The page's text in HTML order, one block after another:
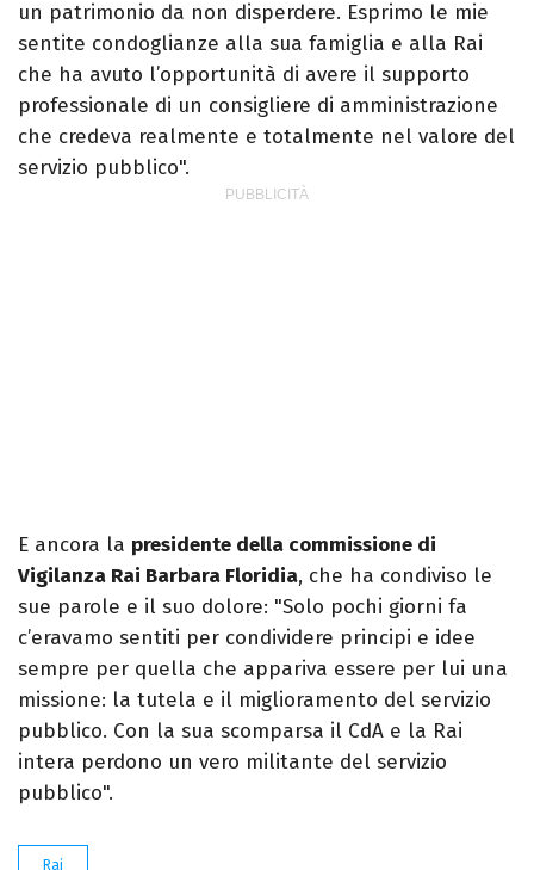
un patrimonio da non disperdere. Esprimo le mie
sentite condoglianze alla sua famiglia e alla Rai
che ha avuto l’opportunità di avere il supporto
professionale di un consigliere di amministrazione
che credeva realmente e totalmente nel valore del
servizio pubblico".
E ancora la presidente della commissione di
Vigilanza Rai Barbara Floridia, che ha condiviso le
sue parole e il suo dolore: "Solo pochi giorni fa
c’eravamo sentiti per condividere principi e idee
sempre per quella che appariva essere per lui una
missione: la tutela e il miglioramento del servizio
pubblico. Con la sua scomparsa il CdA e la Rai
intera perdono un vero militante del servizio
pubblico".
Rai